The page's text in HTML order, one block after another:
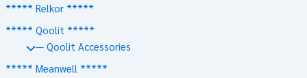
***** Relkor *****
***** Qoolit *****
— Qoolit Accessories
***** Meanwell *****